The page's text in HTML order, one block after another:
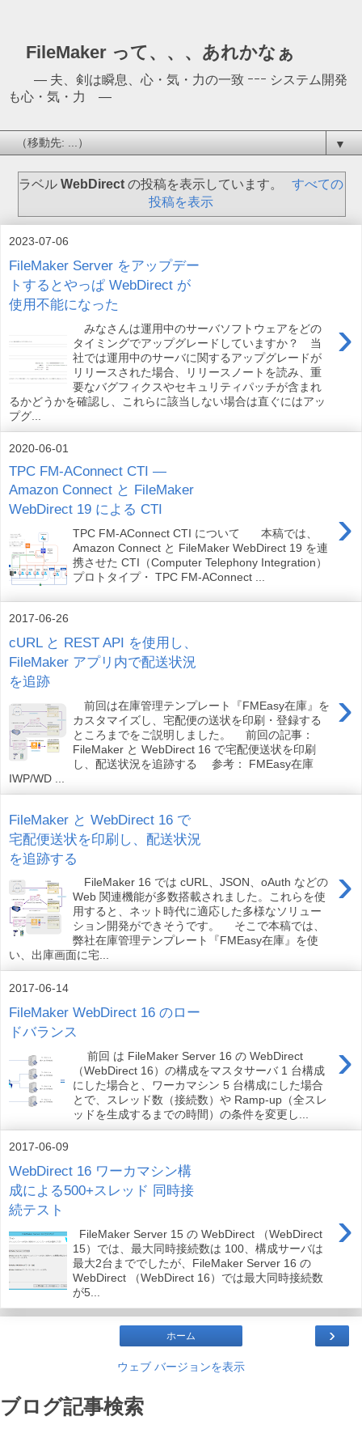
FileMaker って、、、あれかなぁ
― 夫、剣は瞬息、心・気・力の一致 ｰｰｰ システム開発
も心・気・力 ―
▼
ラベルWebDirect の投稿を表示しています。
すべての
投稿を表示
2023-07-06
FileMaker Server をアップデー
トするとやっぱ WebDirect が
使用不能になった
›
みなさんは運用中のサーバソフトウェアをどの
タイミングでアップグレードしていますか？ 当
社では運用中のサーバに関するアップグレードが
リリースされた場合、リリースノートを読み、重
要なバグフィクスやセキュリティパッチが含まれ
るかどうかを確認し、これらに該当しない場合は直ぐにはアッ
プグ...
2020-06-01
TPC FM-AConnect CTI ―
Amazon Connect と FileMaker
WebDirect 19 による CTI
›
TPC FM-AConnect CTI について 本稿では、
Amazon Connect と FileMaker WebDirect 19 を連
携させた CTI（Computer Telephony Integration）
プロトタイプ・ TPC FM-AConnect ...
2017-06-26
cURL と REST API を使用し、
FileMaker アプリ内で配送状況
を追跡
›
前回は在庫管理テンプレート『FMEasy在庫』を
カスタマイズし、宅配便の送状を印刷・登録する
ところまでをご説明しました。 前回の記事：
FileMaker と WebDirect 16 で宅配便送状を印刷
し、配送状況を追跡する 参考： FMEasy在庫
IWP/WD ...
FileMaker と WebDirect 16 で
宅配便送状を印刷し、配送状況
を追跡する
›
FileMaker 16 では cURL、JSON、oAuth などの
Web 関連機能が多数搭載されました。これらを使
用すると、ネット時代に適応した多様なソリュー
ション開発ができそうです。 そこで本稿では、
弊社在庫管理テンプレート『FMEasy在庫』を使
い、出庫画面に宅...
2017-06-14
FileMaker WebDirect 16 のロー
ドバランス
›
前回 は FileMaker Server 16 の WebDirect
（WebDirect 16）の構成をマスタサーバ 1 台構成
にした場合と、ワーカマシン 5 台構成にした場合
とで、スレッド数（接続数）や Ramp-up（全スレ
ッドを生成するまでの時間）の条件を変更し...
2017-06-09
WebDirect 16 ワーカマシン構
成による500+スレッド 同時接
続テスト
›
FileMaker Server 15 の WebDirect （WebDirect
15）では、最大同時接続数は 100、構成サーバは
最大2台まででしたが、FileMaker Server 16 の
WebDirect （WebDirect 16）では最大同時接続数
が5...
›
ホーム
ウェブ バージョンを表示
ブログ記事検索